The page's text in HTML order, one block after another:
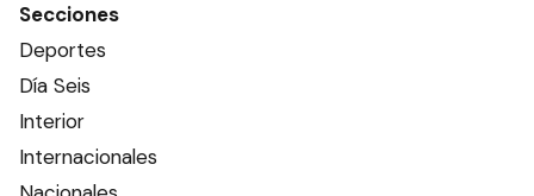
Secciones
Deportes
Día Seis
Interior
Internacionales